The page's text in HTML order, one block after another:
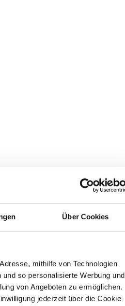
Über Cookies
mithilfe von Technologien
so personalisierte Werbung und
von Angeboten zu ermöglichen.
jederzeit über die Cookie-